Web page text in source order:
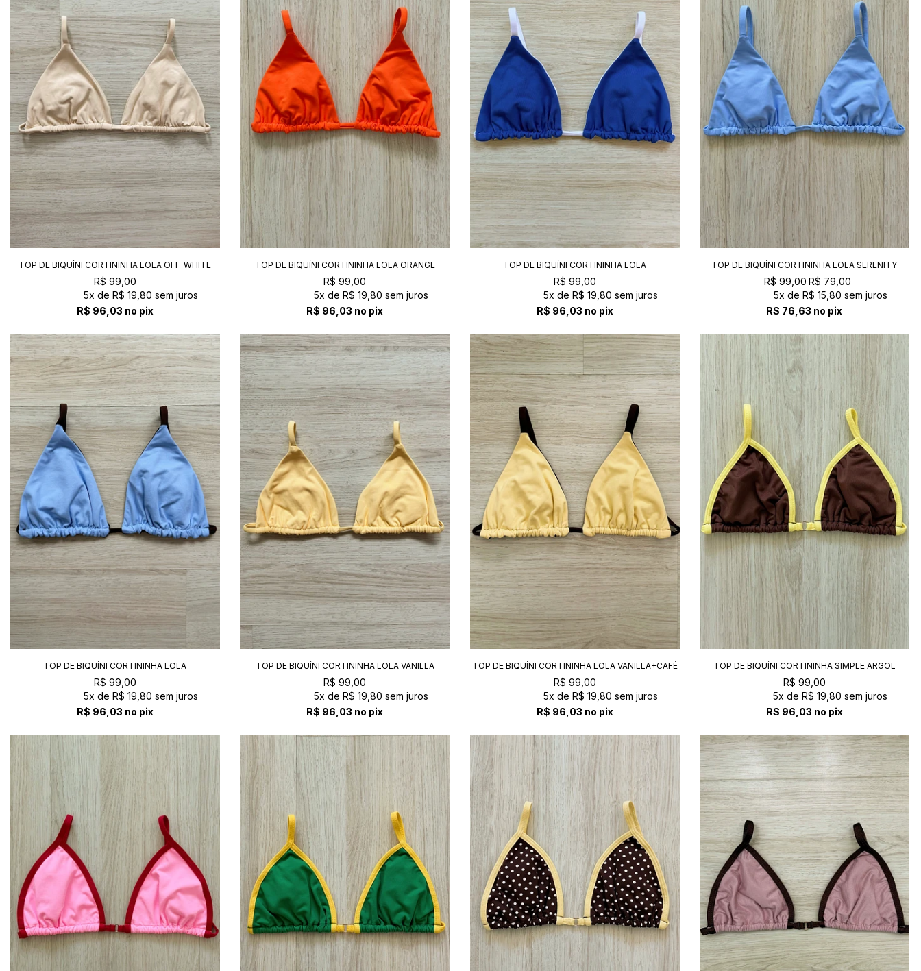
TOP DE BIQUÍNI CORTININHA LOLA OFF-WHITE
R$ 99,00
5x deR$ 19,80 sem juros
R$ 96,03 no pix
TOP DE BIQUÍNI CORTININHA LOLA ORANGE
R$ 99,00
5x de R$ 19,80 sem juros
R$ 96,03 no pix
TOP DE BIQUÍNI CORTININHA LOLA
SAVÓIA+WHITE
R$ 99,00
5x deR$ 19,80 sem juros
R$ 96,03 no pix
TOP DE BIQUÍNI CORTININHA LOLA SERENITY
R$ 99,00R$ 79,00
5x de R$ 15,80 sem juros
R$ 76,63 no pix
TOP DE BIQUÍNI CORTININHA LOLA
SERENITY+CAFÉ
R$ 99,00
5x deR$ 19,80 sem juros
R$ 96,03 no pix
TOP DE BIQUÍNI CORTININHA LOLA VANILLA
R$ 99,00
5x de R$ 19,80 sem juros
R$ 96,03 no pix
TOP DE BIQUÍNI CORTININHA LOLA VANILLA+CAFÉ
R$ 99,00
5x deR$ 19,80 sem juros
R$ 96,03 no pix
TOP DE BIQUÍNI CORTININHA SIMPLE ARGOL
ÂMBAR
R$ 99,00
5x deR$ 19,80 sem juros
R$ 96,03 no pix